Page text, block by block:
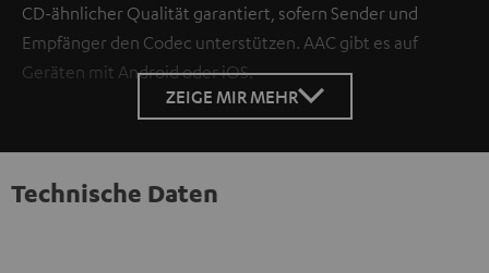
CD-ähnlicher Qualität garantiert, sofern Sender und
Empfänger den Codec unterstützen. AAC gibt es auf
Geräten mit Android oder iOS.
ZEIGE MIR MEHR
Technische Daten